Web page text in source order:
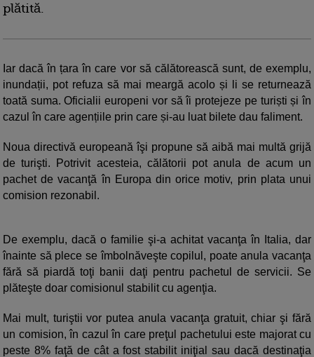
plătită.
Iar dacă în țara în care vor să călătorească sunt, de exemplu,
inundații, pot refuza să mai meargă acolo și li se returnează
toată suma. Oficialii europeni vor să îi protejeze pe turiști și în
cazul în care agențiile prin care și-au luat bilete dau faliment.
Noua directivă europeană îşi propune să aibă mai multă grijă
de turişti. Potrivit acesteia, călătorii pot anula de acum un
pachet de vacanţă în Europa din orice motiv, prin plata unui
comision rezonabil.
De exemplu, dacă o familie şi-a achitat vacanţa în Italia, dar
înainte să plece se îmbolnăveşte copilul, poate anula vacanţa
fără să piardă toţi banii daţi pentru pachetul de servicii. Se
plăteşte doar comisionul stabilit cu agenţia.
Mai mult, turiştii vor putea anula vacanţa gratuit, chiar şi fără
un comision, în cazul în care preţul pachetului este majorat cu
peste 8% faţă de cât a fost stabilit iniţial sau dacă destinaţia